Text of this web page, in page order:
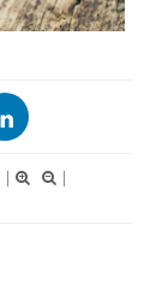
|
|